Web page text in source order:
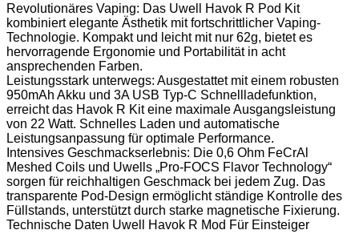
Revolutionäres Vaping: Das Uwell Havok R Pod Kit
kombiniert elegante Ästhetik mit fortschrittlicher Vaping-
Technologie. Kompakt und leicht mit nur 62g, bietet es
hervorragende Ergonomie und Portabilität in acht
ansprechenden Farben.
Leistungsstark unterwegs: Ausgestattet mit einem robusten
950mAh Akku und 3A USB Typ-C Schnellladefunktion,
erreicht das Havok R Kit eine maximale Ausgangsleistung
von 22 Watt. Schnelles Laden und automatische
Leistungsanpassung für optimale Performance.
Intensives Geschmackserlebnis: Die 0,6 Ohm FeCrAl
Meshed Coils und Uwells „Pro-FOCS Flavor Technology“
sorgen für reichhaltigen Geschmack bei jedem Zug. Das
transparente Pod-Design ermöglicht ständige Kontrolle des
Füllstands, unterstützt durch starke magnetische Fixierung.
Technische Daten Uwell Havok R Mod Für Einsteiger